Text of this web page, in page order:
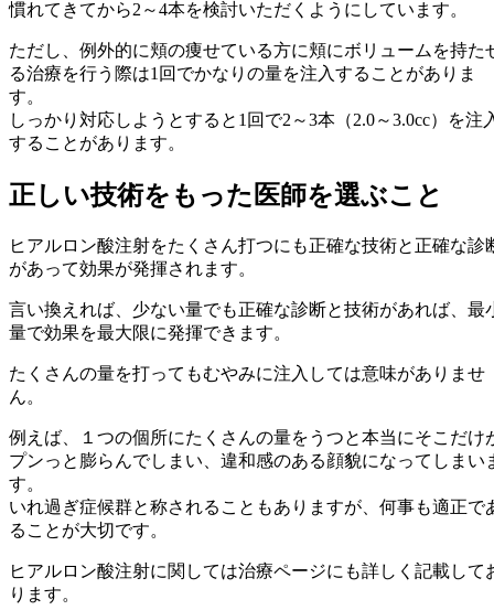
慣れてきてから2～4本を検討いただくようにしています。
ただし、例外的に頬の痩せている方に頬にボリュームを持た
る治療を行う際は1回でかなりの量を注入することがありま
す。
しっかり対応しようとすると1回で2～3本（2.0～3.0cc）を注
することがあります。
正しい技術をもった医師を選ぶこと
ヒアルロン酸注射をたくさん打つにも正確な技術と正確な診
があって効果が発揮されます。
言い換えれば、少ない量でも正確な診断と技術があれば、最
量で効果を最大限に発揮できます。
たくさんの量を打ってもむやみに注入しては意味がありませ
ん。
例えば、１つの個所にたくさんの量をうつと本当にそこだけ
プンっと膨らんでしまい、違和感のある顔貌になってしまい
す。
いれ過ぎ症候群と称されることもありますが、何事も適正で
ることが大切です。
ヒアルロン酸注射に関しては治療ページにも詳しく記載して
ります。